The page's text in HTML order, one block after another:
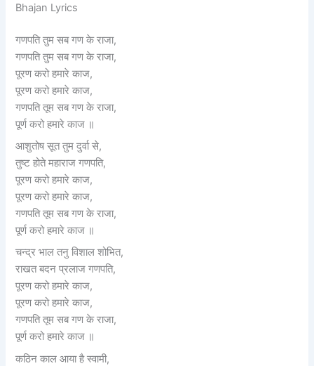
Bhajan Lyrics
गणपति तुम सब गण के राजा,
गणपति तुम सब गण के राजा,
पूरण करो हमारे काज,
पूरण करो हमारे काज,
गणपति तूम सब गण के राजा,
पूर्ण करो हमारे काज ॥
आशुतोष सूत तुम दुर्वा से,
तुष्ट होते महाराज गणपति,
पूरण करो हमारे काज,
पूरण करो हमारे काज,
गणपति तूम सब गण के राजा,
पूर्ण करो हमारे काज ॥
चन्द्र भाल तनु विशाल शोभित,
राखत बदन प्रलाज गणपति,
पूरण करो हमारे काज,
पूरण करो हमारे काज,
गणपति तूम सब गण के राजा,
पूर्ण करो हमारे काज ॥
कठिन काल आया है स्वामी,